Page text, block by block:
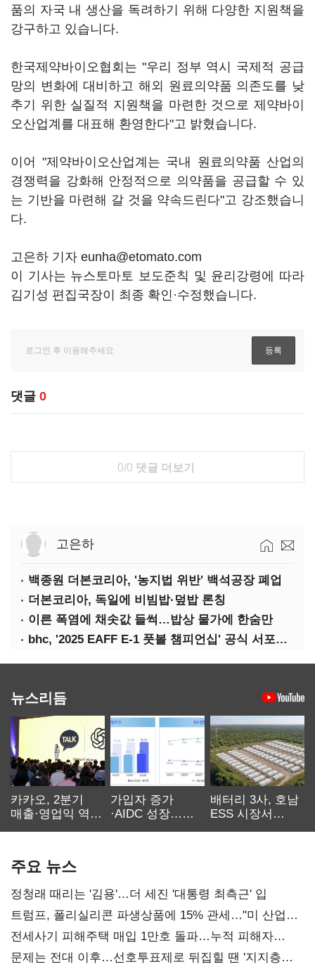
품의 자국 내 생산을 독려하기 위해 다양한 지원책을
강구하고 있습니다.
한국제약바이오협회는 "우리 정부 역시 국제적 공급
망의 변화에 대비하고 해외 원료의약품 의존도를 낮
추기 위한 실질적 지원책을 마련한 것으로 제약바이
오산업계를 대표해 환영한다"고 밝혔습니다.
이어 "제약바이오산업계는 국내 원료의약품 산업의
경쟁력을 강화해 안정적으로 의약품을 공급할 수 있
는 기반을 마련해 갈 것을 약속드린다"고 강조했습니
다.
고은하 기자 eunha@etomato.com
이 기사는 뉴스토마토 보도준칙 및 윤리강령에 따라
김기성 편집국장이 최종 확인·수정했습니다.
댓글 0
0/0 댓글 더보기
고은하
백종원 더본코리아, '농지법 위반' 백석공장 폐업
더본코리아, 독일에 비빔밥·덮밥 론칭
이른 폭염에 채솟값 들썩…밥상 물가에 한숨만
bhc, '2025 EAFF E-1 풋볼 챔피언십' 공식 서포터 참여
뉴스리듬
카카오, 2분기
매출·영업익 역대
가입자 증가
·AIDC 성장…
배터리 3사, 호남
ESS 시장서
주요 뉴스
정청래 때리는 '김용'…더 세진 '대통령 최측근' 입
트럼프, 폴리실리콘 파생상품에 15% 관세…"미 산업
재건"
전세사기 피해주택 매입 1만호 돌파…누적 피해자
4만278명
문제는 전대 이후…선호투표제로 뒤집힐 땐 '지지층